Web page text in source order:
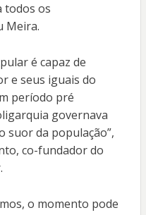
todos os
Meira.
é capaz de
e seus iguais do
período pré
governava
suor da população”,
co-fundador do
o momento pode